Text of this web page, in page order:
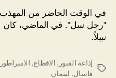
في الوقت الحاضر من
"رجل نبيل". في الماضي، كان
نبيلاً.
الوسوم
إذاعة القبور , الاقطاع, الامبراطور
فاسال, لينمان